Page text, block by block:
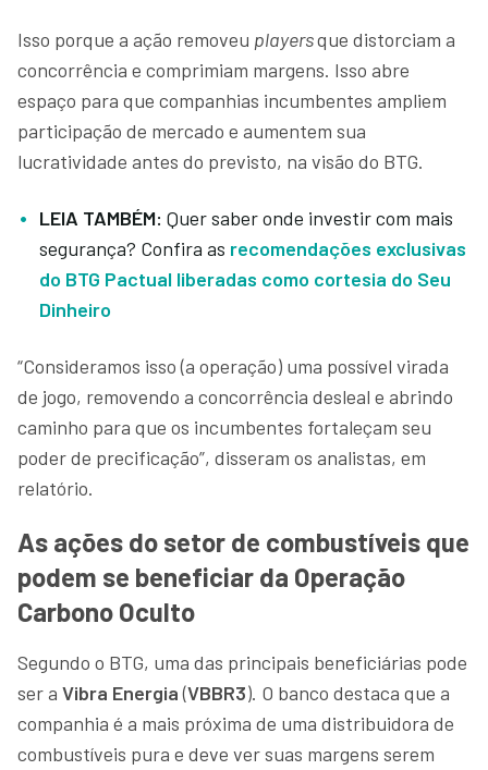
Isso porque a ação removeu playersque distorciam a
concorrência e comprimiam margens. Isso abre
espaço para que companhias incumbentes ampliem
participação de mercado e aumentem sua
lucratividade antes do previsto, na visão do BTG.
LEIA TAMBÉM: Quer saber onde investir com mais
segurança? Confira as recomendações exclusivas
do BTG Pactual liberadas como cortesia do Seu
Dinheiro
“Consideramos isso (a operação) uma possível virada
de jogo, removendo a concorrência desleal e abrindo
caminho para que os incumbentes fortaleçam seu
poder de precificação”, disseram os analistas, em
relatório.
As ações do setor de combustíveis que
podem se beneficiar da Operação
Carbono Oculto
Segundo o BTG, uma das principais beneficiárias pode
ser a Vibra Energia(VBBR3). O banco destaca que a
companhia é a mais próxima de uma distribuidora de
combustíveis pura e deve ver suas margens serem